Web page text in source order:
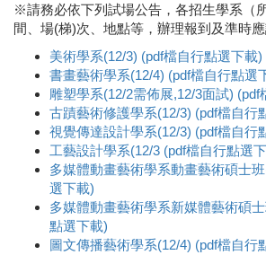
※請務必依下列試場公告，各招生學系（
間、場(梯)次、地點等，辦理報到及準時應
美術學系(12/3) (pdf檔自行點選下載)
書畫藝術學系(12/4) (pdf檔自行點選
雕塑學系(12/2需佈展,12/3面試) (pdf
古蹟藝術修護學系(12/3) (pdf檔自行
視覺傳達設計學系(12/3) (pdf檔自行
工藝設計學系(12/3 (pdf檔自行點選
多媒體動畫藝術學系動畫藝術碩士
選下載)
多媒體動畫藝術學系新媒體藝術碩
點選下載)
圖文傳播藝術學系(12/4) (pdf檔自行